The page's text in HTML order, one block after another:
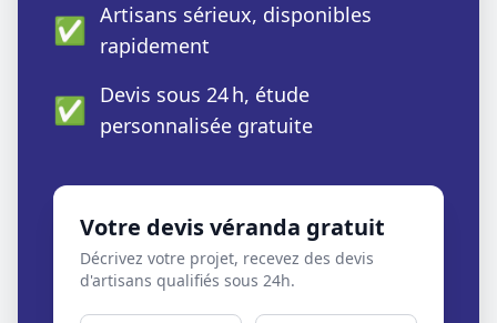
✅ Artisans sérieux, disponibles
rapidement
✅ Devis sous 24 h, étude
personnalisée gratuite
Votre devis véranda gratuit
Décrivez votre projet, recevez des devis
d'artisans qualifiés sous 24h.